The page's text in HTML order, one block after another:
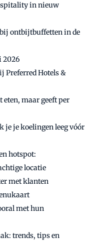
in nieuw
ontbijtbuffetten in de
2026
Preferred Hotels &
maar geeft per
je je koelingen leeg vóór
hotspot:
locatie
met klanten
met hun
trends, tips en